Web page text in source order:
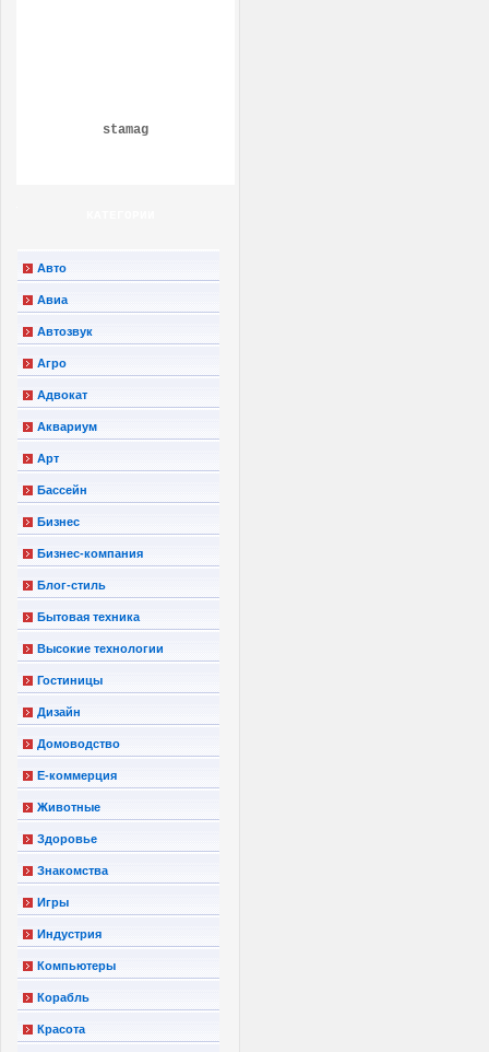
stamag
Авто
Авиа
Автозвук
Агро
Адвокат
Аквариум
Арт
Бассейн
Бизнес
Бизнес-компания
Блог-стиль
Бытовая техника
Высокие технологии
Гостиницы
Дизайн
Домоводство
Е-коммерция
Животные
Здоровье
Знакомства
Игры
Индустрия
Компьютеры
Корабль
Красота